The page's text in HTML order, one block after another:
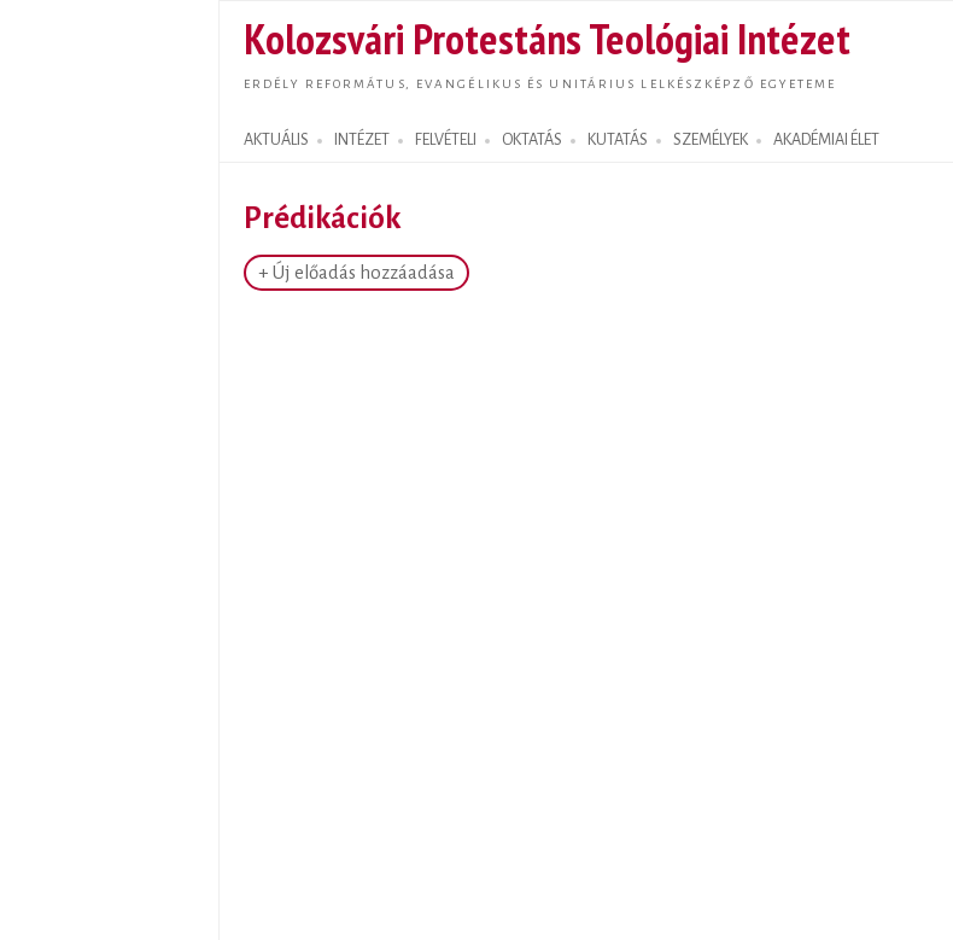
tartalomra
Kolozsvári Protestáns Teológiai Intézet
ERDÉLY REFORMÁTUS, EVANGÉLIKUS ÉS UNITÁRIUS LELKÉSZKÉPZŐ EGYETEME
AKTUÁLIS INTÉZET FELVÉTELI OKTATÁS KUTATÁS SZEMÉLYEK AKADÉMIAI ÉLET
Search form
Prédikációk
+ Új előadás hozzáadása